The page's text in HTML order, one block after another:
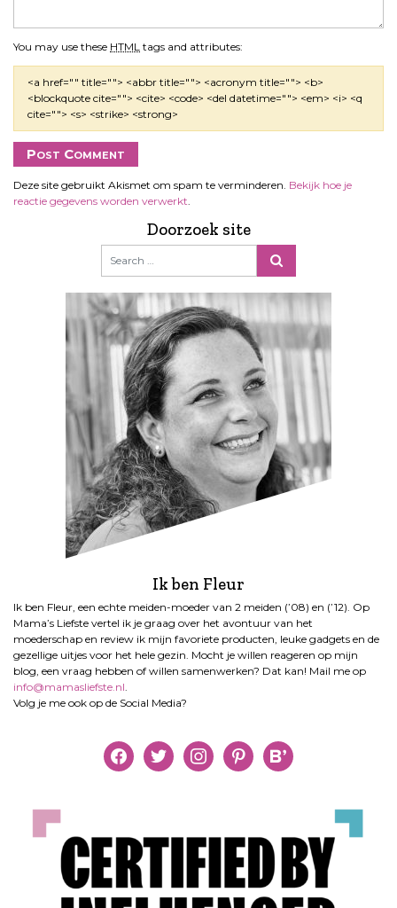
You may use these HTML tags and attributes:
<a href="" title=""> <abbr title=""> <acronym title=""> <b>
<blockquote cite=""> <cite> <code> <del datetime=""> <em> <i> <q
cite=""> <s> <strike> <strong>
Deze site gebruikt Akismet om spam te verminderen. Bekijk hoe je
reactie gegevens worden verwerkt
Doorzoek site
Ik ben Fleur
Ik ben Fleur, een echte meiden-moeder van 2 meiden (’08) en (’12). Op
Mama’s Liefste vertel ik je graag over het avontuur van het
moederschap en review ik mijn favoriete producten, leuke gadgets en de
gezellige uitjes voor het hele gezin. Mocht je willen reageren op mijn
blog, een vraag hebben of willen samenwerken? Dat kan! Mail me op
info@mamasliefste.nl
Volg je me ook op de Social Media?
facebooktwitter instagrampinterestbloglovin